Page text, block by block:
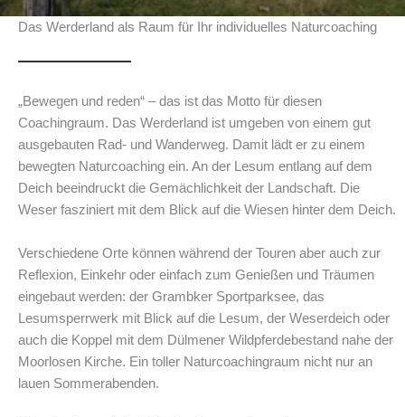
Das Werderland als Raum für Ihr individuelles Naturcoaching
„Bewegen und reden“ – das ist das Motto für diesen
Coachingraum. Das Werderland ist umgeben von einem gut
ausgebauten Rad- und Wanderweg. Damit lädt er zu einem
bewegten Naturcoaching ein. An der Lesum entlang auf dem
Deich beeindruckt die Gemächlichkeit der Landschaft. Die
Weser fasziniert mit dem Blick auf die Wiesen hinter dem Deich.
Verschiedene Orte können während der Touren aber auch zur
Reflexion, Einkehr oder einfach zum Genießen und Träumen
eingebaut werden: der Grambker Sportparksee, das
Lesumsperrwerk mit Blick auf die Lesum, der Weserdeich oder
auch die Koppel mit dem Dülmener Wildpferdebestand nahe der
Moorlosen Kirche. Ein toller Naturcoachingraum nicht nur an
lauen Sommerabenden.